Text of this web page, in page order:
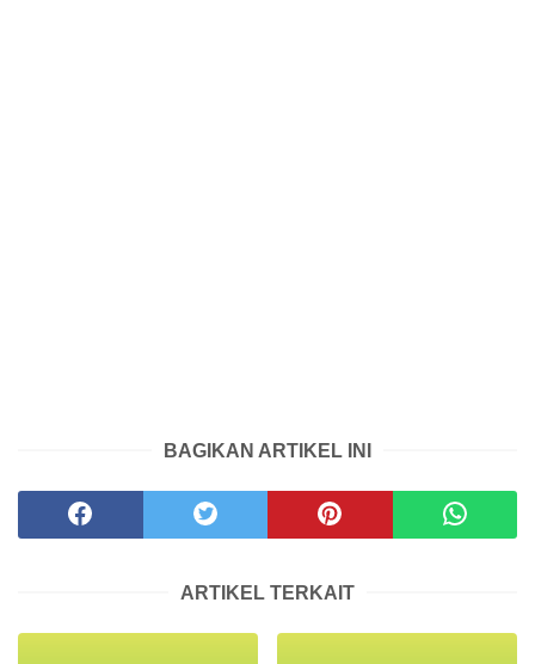
BAGIKAN ARTIKEL INI
ARTIKEL TERKAIT